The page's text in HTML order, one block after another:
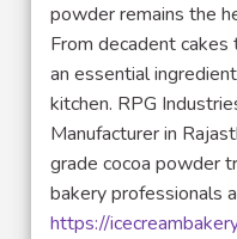
powder remains the
From decadent cakes
an essential
kitchen. RPG
Manufacturer in
grade cocoa powder
bakery professionals
https://